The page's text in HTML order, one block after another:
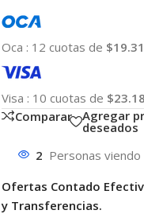
Oca : 12 cuotas de $19.31
Visa : 10 cuotas de $23.18
Comparar
Agregar
deseados
2 Personas
Ofertas Contado
y Transferencias.